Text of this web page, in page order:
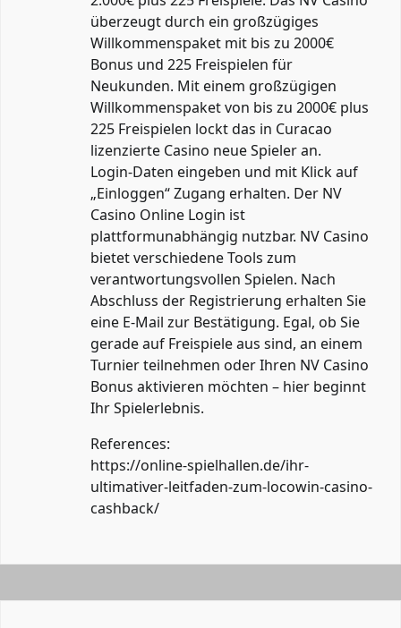
überzeugt durch ein großzügiges
Willkommenspaket mit bis zu 2000€
Bonus und 225 Freispielen für
Neukunden. Mit einem großzügigen
Willkommenspaket von bis zu 2000€ plus
225 Freispielen lockt das in Curacao
lizenzierte Casino neue Spieler an.
Login-Daten eingeben und mit Klick auf
„Einloggen“ Zugang erhalten. Der NV
Casino Online Login ist
plattformunabhängig nutzbar. NV Casino
bietet verschiedene Tools zum
verantwortungsvollen Spielen. Nach
Abschluss der Registrierung erhalten Sie
eine E-Mail zur Bestätigung. Egal, ob Sie
gerade auf Freispiele aus sind, an einem
Turnier teilnehmen oder Ihren NV Casino
Bonus aktivieren möchten – hier beginnt
Ihr Spielerlebnis.
References:
https://online-spielhallen.de/ihr-
ultimativer-leitfaden-zum-locowin-casino-
cashback/